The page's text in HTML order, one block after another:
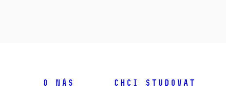
O NÁS CHCI STUDOVAT